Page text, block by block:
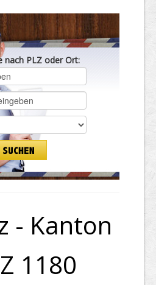
nach PLZ oder Ort:
- Kanton
1180